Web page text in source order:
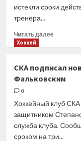
истекли сроки
тренера...
Читать далееПрочитать
главного
тренера
и тренер
по
покинули
клуб
Хоккей
СКА подписал
Фальковским
0
Хоккейный клуб
защитником
служба клуба.
сроком на три...